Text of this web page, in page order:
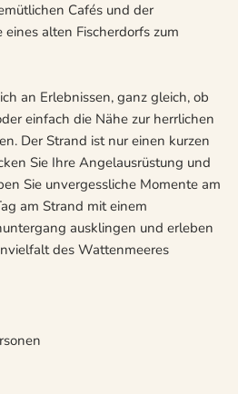
Cafés und der
alten Fischerdorfs zum
an Erlebnissen, ganz gleich, ob
einfach die Nähe zur herrlichen
Der Strand ist nur einen kurzen
Sie Ihre Angelausrüstung und
Sie unvergessliche Momente am
am Strand mit einem
ausklingen und erleben
des Wattenmeeres